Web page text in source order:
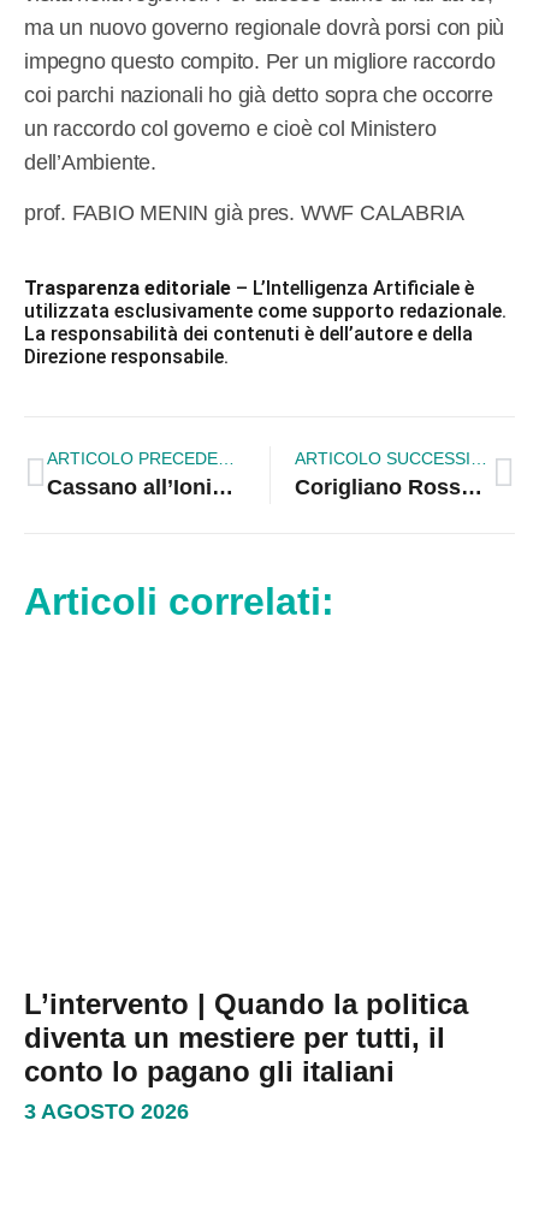
ma un nuovo governo regionale dovrà porsi con più
impegno questo compito. Per un migliore raccordo
coi parchi nazionali ho già detto sopra che occorre
un raccordo col governo e cioè col Ministero
dell’Ambiente.
prof. FABIO MENIN già pres. WWF CALABRIA
Trasparenza editoriale – L’Intelligenza Artificiale è
utilizzata esclusivamente come supporto redazionale.
La responsabilità dei contenuti è dell’autore e della
Direzione responsabile.
Cassano all’Ionio, 40° anniversario di sacerdozio di Mons. Francesco Savino Corigliano Rossano. Stabilimenti balneari sotto sequestro
Articoli correlati:
L’intervento | Quando la politica
diventa un mestiere per tutti, il
conto lo pagano gli italiani
3 AGOSTO 2026